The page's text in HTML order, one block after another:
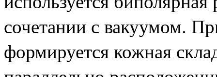
сочетании с вакуумом.
формируется кожная